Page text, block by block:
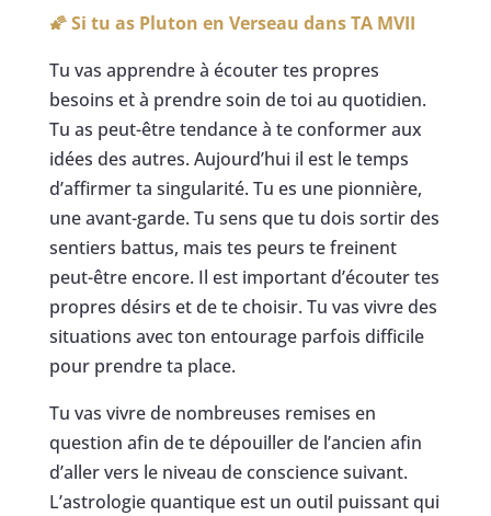
🌠 Si tu as Pluton en Verseau dans TA MVII
Tu vas apprendre à écouter tes propres
besoins et à prendre soin de toi au quotidien.
Tu as peut-être tendance à te conformer aux
idées des autres. Aujourd’hui il est le temps
d’affirmer ta singularité. Tu es une pionnière,
une avant-garde. Tu sens que tu dois sortir des
sentiers battus, mais tes peurs te freinent
peut-être encore. Il est important d’écouter tes
propres désirs et de te choisir. Tu vas vivre des
situations avec ton entourage parfois difficile
pour prendre ta place.
Tu vas vivre de nombreuses remises en
question afin de te dépouiller de l’ancien afin
d’aller vers le niveau de conscience suivant.
L’astrologie quantique est un outil puissant qui